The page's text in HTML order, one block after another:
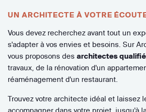
UN ARCHITECTE À VOTRE
Vous devez recherchez avant tout un
s'adapter à vos envies et besoins. Sur
vous proposons des architectes
travaux, de la rénovation d'un
réaménagement d'un restaurant.
Trouvez votre architecte idéal et laissez